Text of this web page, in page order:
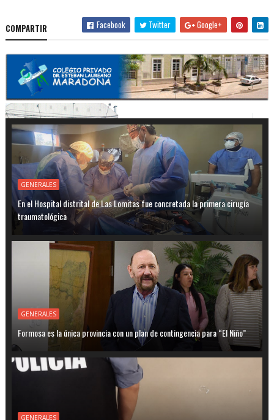
COMPARTIR Facebook Twitter Google+
GENERALES
En el Hospital distrital de Las Lomitas fue concretada la primera cirugía
traumatológica
GENERALES
Formosa es la única provincia con un plan de contingencia para “El Niño”
GENERALES